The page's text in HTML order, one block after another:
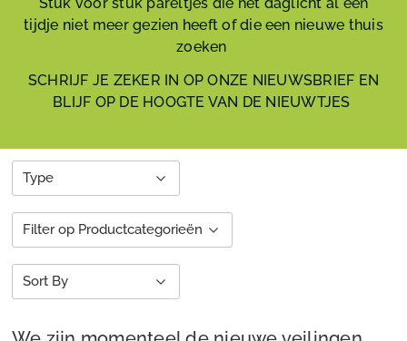
Stuk voor stuk pareltjes die het daglicht al een
tijdje niet meer gezien heeft of die een nieuwe thuis
zoeken
SCHRIJF JE ZEKER IN OP ONZE NIEUWSBRIEF EN
BLIJF OP DE HOOGTE VAN DE NIEUWTJES
Type
Filter op Productcategorieën
Sort By